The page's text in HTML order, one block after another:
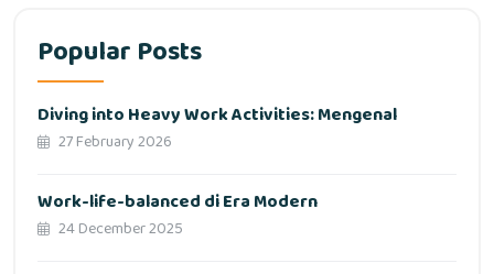
Popular Posts
Diving into Heavy Work Activities: Mengenal
27 February 2026
Work-life-balanced di Era Modern
24 December 2025